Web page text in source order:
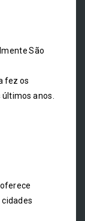
São
fez os
anos.